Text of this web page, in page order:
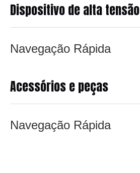
Dispositivo de alta tensão
Navegação Rápida
Acessórios e peças
Navegação Rápida